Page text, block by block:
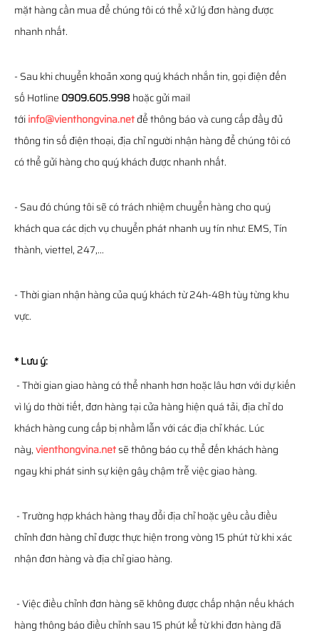
mặt hàng cần mua để chúng tôi có thể xử lý đơn hàng được
nhanh nhất.
- Sau khi chuyển khoản xong quý khách nhắn tin, gọi điện đến
số Hotline 0909.605.998 hoặc gửi mail
tớiinfo@vienthongvina.netđể thông báo và cung cấp đầy đủ
thông tin số điện thoại, địa chỉ người nhận hàng để chúng tôi có
có thể gửi hàng cho quý khách được nhanh nhất.
- Sau đó chúng tôi sẽ có trách nhiệm chuyển hàng cho quý
khách qua các dịch vụ chuyển phát nhanh uy tín như: EMS, Tín
thành, viettel, 247,...
- Thời gian nhận hàng của quý khách từ 24h-48h tùy từng khu
vực.
* Lưu ý:
- Thời gian giao hàng có thể nhanh hơn hoặc lâu hơn với dự kiến
vì lý do thời tiết, đơn hàng tại cửa hàng hiện quá tải, địa chỉ do
khách hàng cung cấp bị nhầm lẫn với các địa chỉ khác. Lúc
này,vienthongvina.netsẽ thông báo cụ thể đến khách hàng
ngay khi phát sinh sự kiện gây chậm trễ việc giao hàng.
- Trường hợp khách hàng thay đổi địa chỉ hoặc yêu cầu điều
chỉnh đơn hàng chỉ được thực hiện trong vòng 15 phút từ khi xác
nhận đơn hàng và địa chỉ giao hàng.
- Việc điều chỉnh đơn hàng sẽ không được chấp nhận nếu khách
hàng thông báo điều chỉnh sau 15 phút kể từ khi đơn hàng đã